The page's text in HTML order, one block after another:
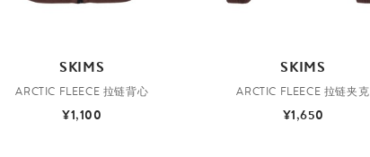
SKIMS
ARCTIC FLEECE 拉链背心
¥1,100
SKIMS
ARCTIC FLEECE 拉链夹克
¥1,650